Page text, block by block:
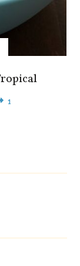
1